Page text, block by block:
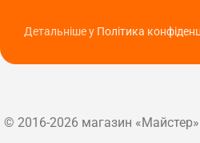
Детальніше у Політика
© 2016-2026 магазин